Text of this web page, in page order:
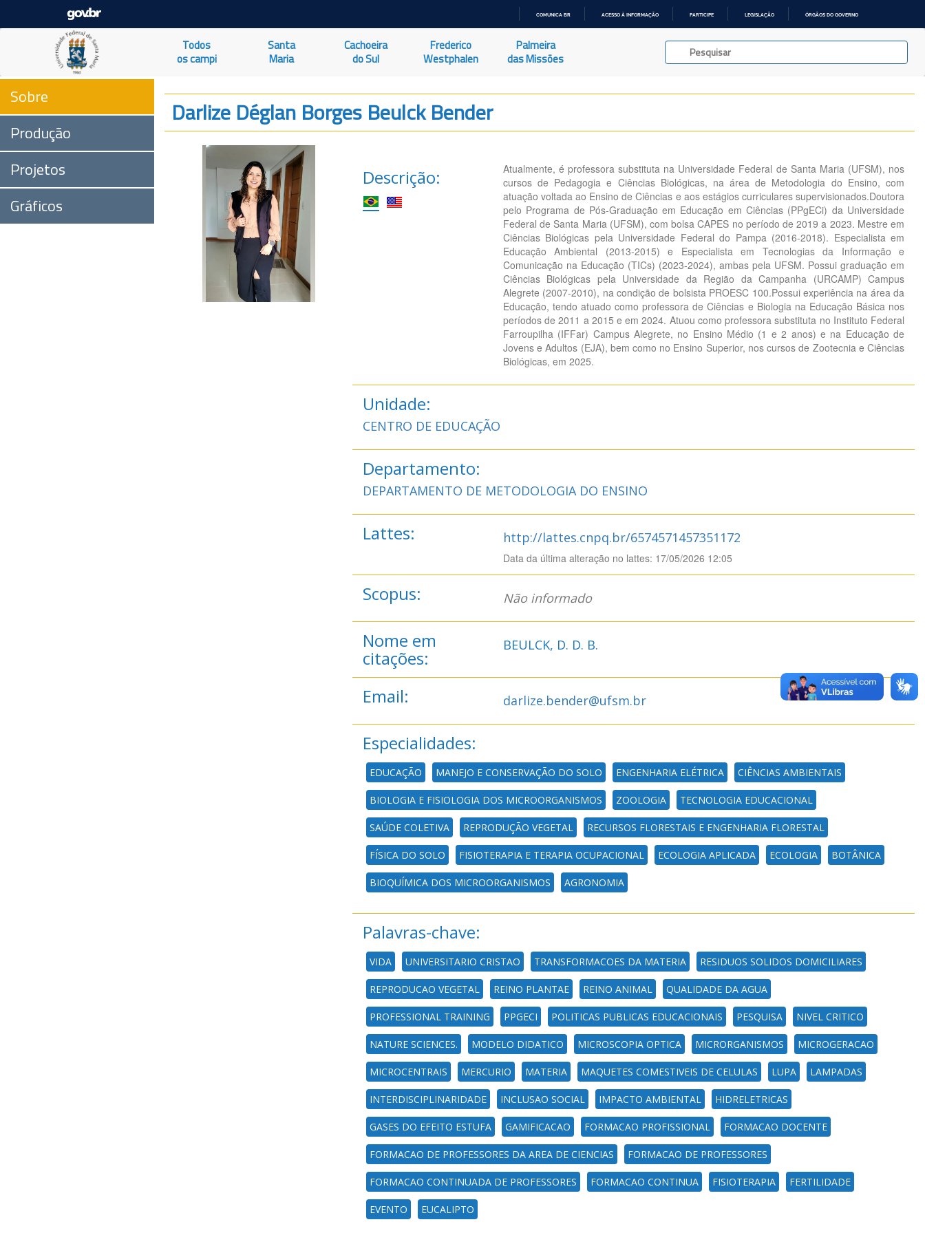
O
COMUNICA BR ACESSO À INFORMAÇÃO PARTICIPE LEGISLAÇÃO ÓRGÃOS DO GOVERNO
Todos
os campi
Santa
Maria
Cachoeira
do Sul
Frederico
Westphalen
Palmeira
das Missões
Sobre
Produção
Projetos
Gráficos
Darlize Déglan Borges Beulck Bender
Descrição:
Atualmente, é professora substituta na Universidade Federal de Santa Maria (UFSM), nos
cursos de Pedagogia e Ciências Biológicas, na área de Metodologia do Ensino, com
atuação voltada ao Ensino de Ciências e aos estágios curriculares supervisionados.Doutora
pelo Programa de Pós-Graduação em Educação em Ciências (PPgECi) da Universidade
Federal de Santa Maria (UFSM), com bolsa CAPES no período de 2019 a 2023. Mestre em
Ciências Biológicas pela Universidade Federal do Pampa (2016-2018). Especialista em
Educação Ambiental (2013-2015) e Especialista em Tecnologias da Informação e
Comunicação na Educação (TICs) (2023-2024), ambas pela UFSM. Possui graduação em
Ciências Biológicas pela Universidade da Região da Campanha (URCAMP) Campus
Alegrete (2007-2010), na condição de bolsista PROESC 100.Possui experiência na área da
Educação, tendo atuado como professora de Ciências e Biologia na Educação Básica nos
períodos de 2011 a 2015 e em 2024. Atuou como professora substituta no Instituto Federal
Farroupilha (IFFar) Campus Alegrete, no Ensino Médio (1 e 2 anos) e na Educação de
Jovens e Adultos (EJA), bem como no Ensino Superior, nos cursos de Zootecnia e Ciências
Biológicas, em 2025.
Unidade:
CENTRO DE EDUCAÇÃO
Departamento:
DEPARTAMENTO DE METODOLOGIA DO ENSINO
Lattes: http://lattes.cnpq.br/6574571457351172
Data da última alteração no lattes: 17/05/2026 12:05
Scopus: Não informado
Nome em
citações:
BEULCK, D. D. B.
Email: darlize.bender@ufsm.br
Especialidades:
EDUCAÇÃO MANEJO E CONSERVAÇÃO DO SOLO ENGENHARIA ELÉTRICA CIÊNCIAS AMBIENTAIS
BIOLOGIA E FISIOLOGIA DOS MICROORGANISMOS ZOOLOGIA TECNOLOGIA EDUCACIONAL
SAÚDE COLETIVA REPRODUÇÃO VEGETAL RECURSOS FLORESTAIS E ENGENHARIA FLORESTAL
FÍSICA DO SOLO FISIOTERAPIA E TERAPIA OCUPACIONAL ECOLOGIA APLICADA ECOLOGIA BOTÂNICA
BIOQUÍMICA DOS MICROORGANISMOS AGRONOMIA
Palavras-chave:
VIDA UNIVERSITARIO CRISTAO TRANSFORMACOES DA MATERIA RESIDUOS SOLIDOS DOMICILIARES
REPRODUCAO VEGETAL REINO PLANTAE REINO ANIMAL QUALIDADE DA AGUA
PROFESSIONAL TRAINING PPGECI POLITICAS PUBLICAS EDUCACIONAIS PESQUISA NIVEL CRITICO
NATURE SCIENCES. MODELO DIDATICO MICROSCOPIA OPTICA MICRORGANISMOS MICROGERACAO
MICROCENTRAIS MERCURIO MATERIA MAQUETES COMESTIVEIS DE CELULAS LUPA LAMPADAS
INTERDISCIPLINARIDADE INCLUSAO SOCIAL IMPACTO AMBIENTAL HIDRELETRICAS
GASES DO EFEITO ESTUFA GAMIFICACAO FORMACAO PROFISSIONAL FORMACAO DOCENTE
FORMACAO DE PROFESSORES DA AREA DE CIENCIAS FORMACAO DE PROFESSORES
FORMACAO CONTINUADA DE PROFESSORES FORMACAO CONTINUA FISIOTERAPIA FERTILIDADE
EVENTO EUCALIPTO